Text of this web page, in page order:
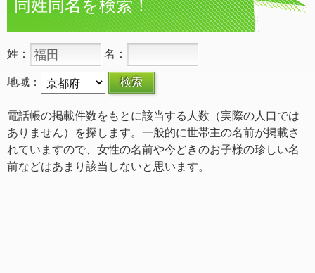
同姓同名を検索！
姓： 名：
地域：
電話帳の掲載件数をもとに該当する人数（実際の人口では
ありません）を探します。一般的に世帯主の名前が掲載さ
れていますので、女性の名前や今どきのお子様の珍しい名
前などはあまり該当しないと思います。